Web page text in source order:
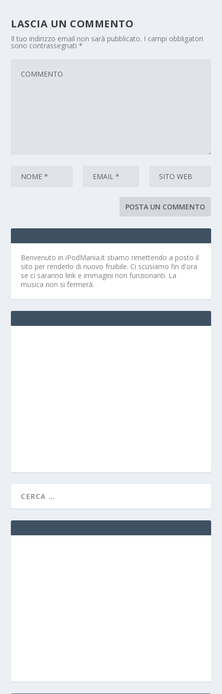
LASCIA UN COMMENTO
Il tuo indirizzo email non sarà pubblicato. I campi obbligatori
sono contrassegnati*
Benvenuto in iPodMania.it stiamo rimettendo a posto il
sito per renderlo di nuovo fruibile. Ci scusiamo fin d'ora
se ci saranno link e immagini non funzionanti. La
musica non si fermerà.